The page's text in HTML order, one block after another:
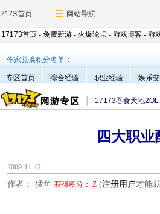
首页 网站导航
17173首页 - 免费新游 - 火爆论坛 - 游戏博客 - 游
作家兑换积分名单：
专区首页 综合经验 职业经验 娱乐
17173吞食天地2OL
四大职
2009-11-12
作者： 猛鱼 获得积分： Z(注册用户才能